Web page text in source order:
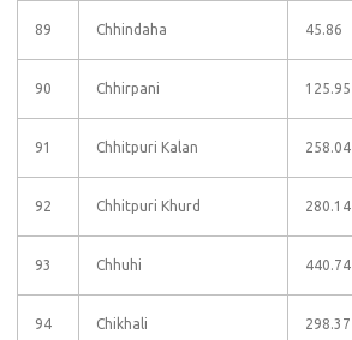
89 Chhindaha 45.86
90 Chhirpani 125.95
91 Chhitpuri Kalan 258.04
92 Chhitpuri Khurd 280.14
93 Chhuhi 440.74
94 Chikhali 298.37